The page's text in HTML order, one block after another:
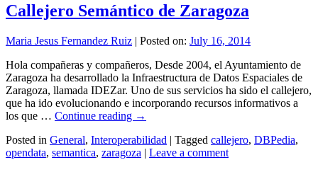
Callejero Semántico de Zaragoza
Maria Jesus Fernandez Ruiz | Posted on: July 16, 2014
Hola compañeras y compañeros, Desde 2004, el Ayuntamiento de
Zaragoza ha desarrollado la Infraestructura de Datos Espaciales de
Zaragoza, llamada IDEZar. Uno de sus servicios ha sido el callejero,
que ha ido evolucionando e incorporando recursos informativos a
los que … Continue reading →
Posted in General, Interoperabilidad | Tagged callejero, DBPedia,
opendata, semantica, zaragoza | Leave a comment